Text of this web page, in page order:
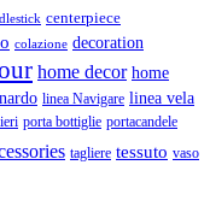
centerpiece
colazione decoration
home decor home
linea Navigare linea vela
porta bottiglie portacandele
tagliere tessuto vaso